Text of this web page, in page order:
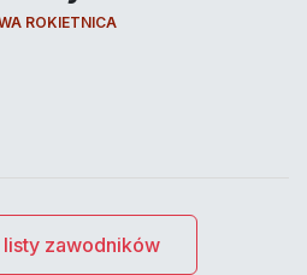
ROKIETNICA
zawodników